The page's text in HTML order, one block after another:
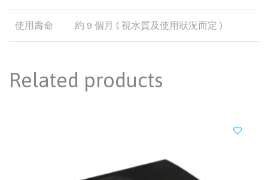
使用壽命 約 9 個月 ( 視水質及使用狀況而定 )
Related products